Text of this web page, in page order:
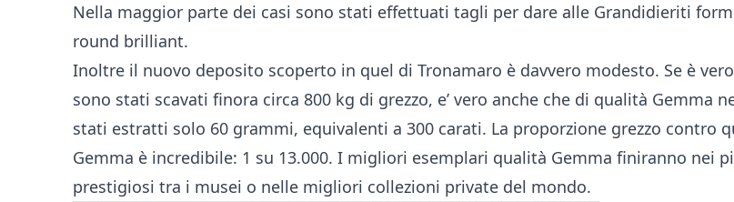
Nella maggior parte dei casi sono stati effettuati tagli per dare alle Grandidieriti
round brilliant.
Inoltre il nuovo deposito scoperto in quel di Tronamaro è davvero modesto. Se è
sono stati scavati finora circa 800 kg di grezzo, e’ vero anche che di qualità Gemma
stati estratti solo 60 grammi, equivalenti a 300 carati. La proporzione grezzo contro
Gemma è incredibile: 1 su 13.000. I migliori esemplari qualità Gemma finiranno nei
prestigiosi tra i musei o nelle migliori collezioni private del mondo.